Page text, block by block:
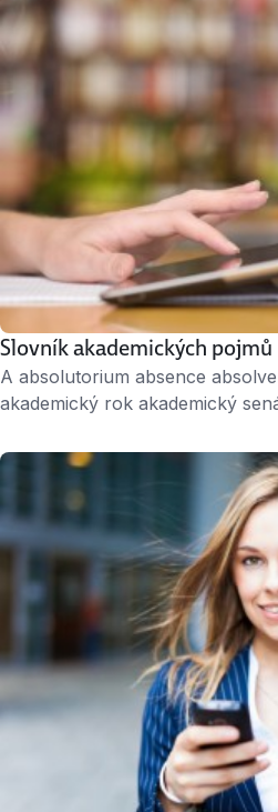
Slovník akademických pojmů
A absolutorium absence
akademický rok akademický
aula B B.A. BA (Hons.) bakalář
Betlémská kaple Bloková výuka
Boloňský systém Bolzanova
CAE CAMBAS CEEPUS
pro studium vysokého školství